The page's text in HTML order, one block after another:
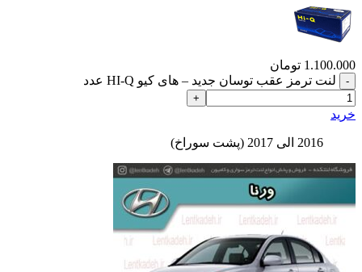
1.100.000 تومان
لنت ترمز عقب توسان جدید – های کیو HI-Q عدد
خرید
2016 الی 2017 (پشت سوراخ)